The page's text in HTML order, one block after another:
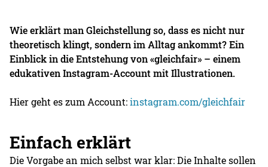
Wie erklärt man Gleichstellung so, dass es nicht nur
theoretisch klingt, sondern im Alltag ankommt? Ein
Einblick in die Entstehung von «gleichfair» – einem
edukativen Instagram-Account mit Illustrationen.
Hier geht es zum Account:instagram.com/gleichfair
Einfach erklärt
Die Vorgabe an mich selbst war klar: Die Inhalte sollen